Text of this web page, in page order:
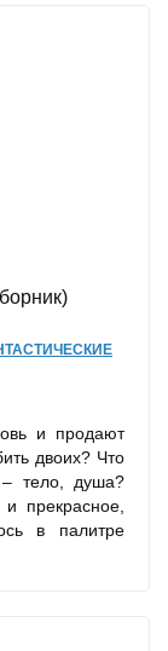
и продают
двоих? Что
– тело, душа?
прекрасное,
в палитре